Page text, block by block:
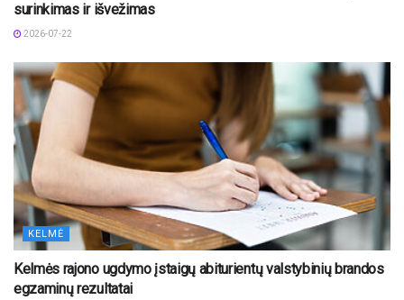
surinkimas ir išvežimas
2026-07-22
KELMĖ
Kelmės rajono ugdymo įstaigų abiturientų valstybinių brandos
egzaminų rezultatai